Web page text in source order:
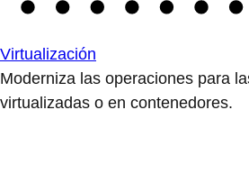
Virtualización
Moderniza las operaciones para
virtualizadas o en contenedores.